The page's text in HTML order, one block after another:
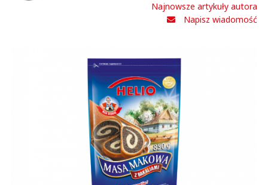
Najnowsze artykuły autora
Napisz wiadomość